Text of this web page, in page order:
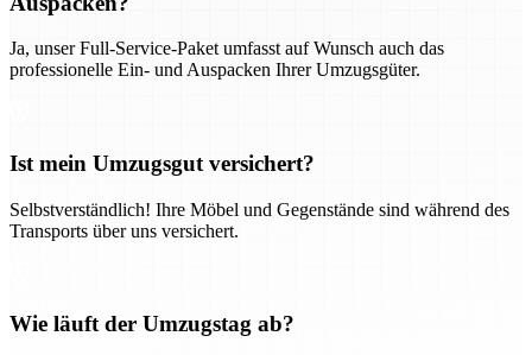
Ja, unser Full-Service-Paket umfasst auf Wunsch auch das
professionelle Ein- und Auspacken Ihrer Umzugsgüter.
Ist mein Umzugsgut versichert?
Selbstverständlich! Ihre Möbel und Gegenstände sind während des
Transports über uns versichert.
Wie läuft der Umzugstag ab?